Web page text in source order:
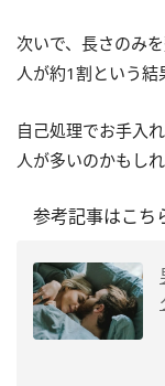
次いで、長さのみ
人が約1割という結
自己処理でお手入
人が多いのかもしれ
参考記事はこ